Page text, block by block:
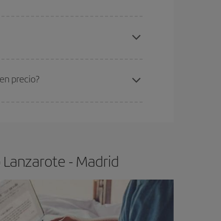
precio?
- Madrid